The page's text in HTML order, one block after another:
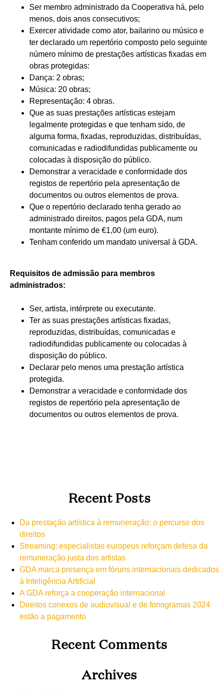
Ser membro administrado da Cooperativa há, pelo
menos, dois anos consecutivos;
Exercer atividade como ator, bailarino ou músico e
ter declarado um repertório composto pelo seguinte
número mínimo de prestações artísticas fixadas em
obras protegidas:
Dança: 2 obras;
Música: 20 obras;
Representação: 4 obras.
Que as suas prestações artísticas estejam
legalmente protegidas e que tenham sido, de
alguma forma, fixadas, reproduzidas, distribuídas,
comunicadas e radiodifundidas publicamente ou
colocadas à disposição do público.
Demonstrar a veracidade e conformidade dos
registos de repertório pela apresentação de
documentos ou outros elementos de prova.
Que o repertório declarado tenha gerado ao
administrado direitos, pagos pela GDA, num
montante mínimo de €1,00 (um euro).
Tenham conferido um mandato universal à GDA.
Requisitos de admissão para membros
administrados:
Ser, artista, intérprete ou executante.
Ter as suas prestações artísticas fixadas,
reproduzidas, distribuídas, comunicadas e
radiodifundidas publicamente ou colocadas à
disposição do público.
Declarar pelo menos uma prestação artística
protegida.
Demonstrar a veracidade e conformidade dos
registos de repertório pela apresentação de
documentos ou outros elementos de prova.
Recent Posts
Da prestação artística à remuneração: o percurso dos
direitos
Streaming: especialistas europeus reforçam defesa da
remuneração justa dos artistas
GDA marca presença em fóruns internacionais dedicados
à Inteligência Artificial
A GDA reforça a cooperação internacional
Direitos conexos de audiovisual e de fonogramas 2024
estão a pagamento
Recent Comments
Archives